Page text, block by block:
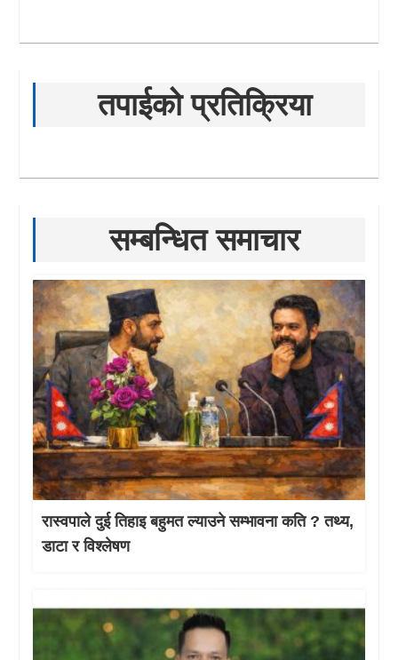
तपाईको प्रतिक्रिया
सम्बन्धित समाचार
रास्वपाले दुई तिहाइ बहुमत ल्याउने सम्भावना कति ? तथ्य,
डाटा र विश्लेषण